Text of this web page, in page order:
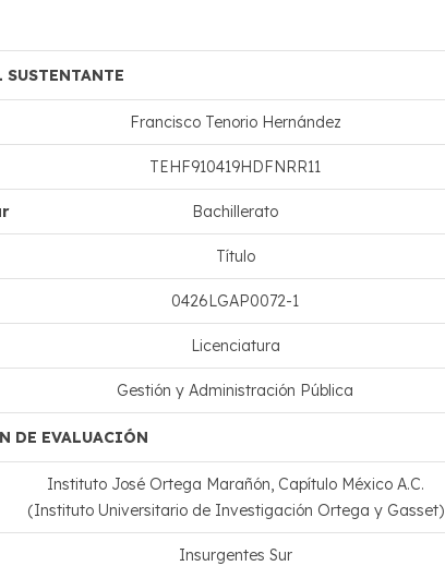
SUSTENTANTE
Francisco Tenorio Hernández
TEHF910419HDFNRR11
Bachillerato
Título
0426LGAP0072-1
Licenciatura
Gestión y Administración Pública
DE EVALUACIÓN
Instituto José Ortega Marañón, Capítulo México A.C.
(Instituto Universitario de Investigación Ortega y Gasset)
Insurgentes Sur